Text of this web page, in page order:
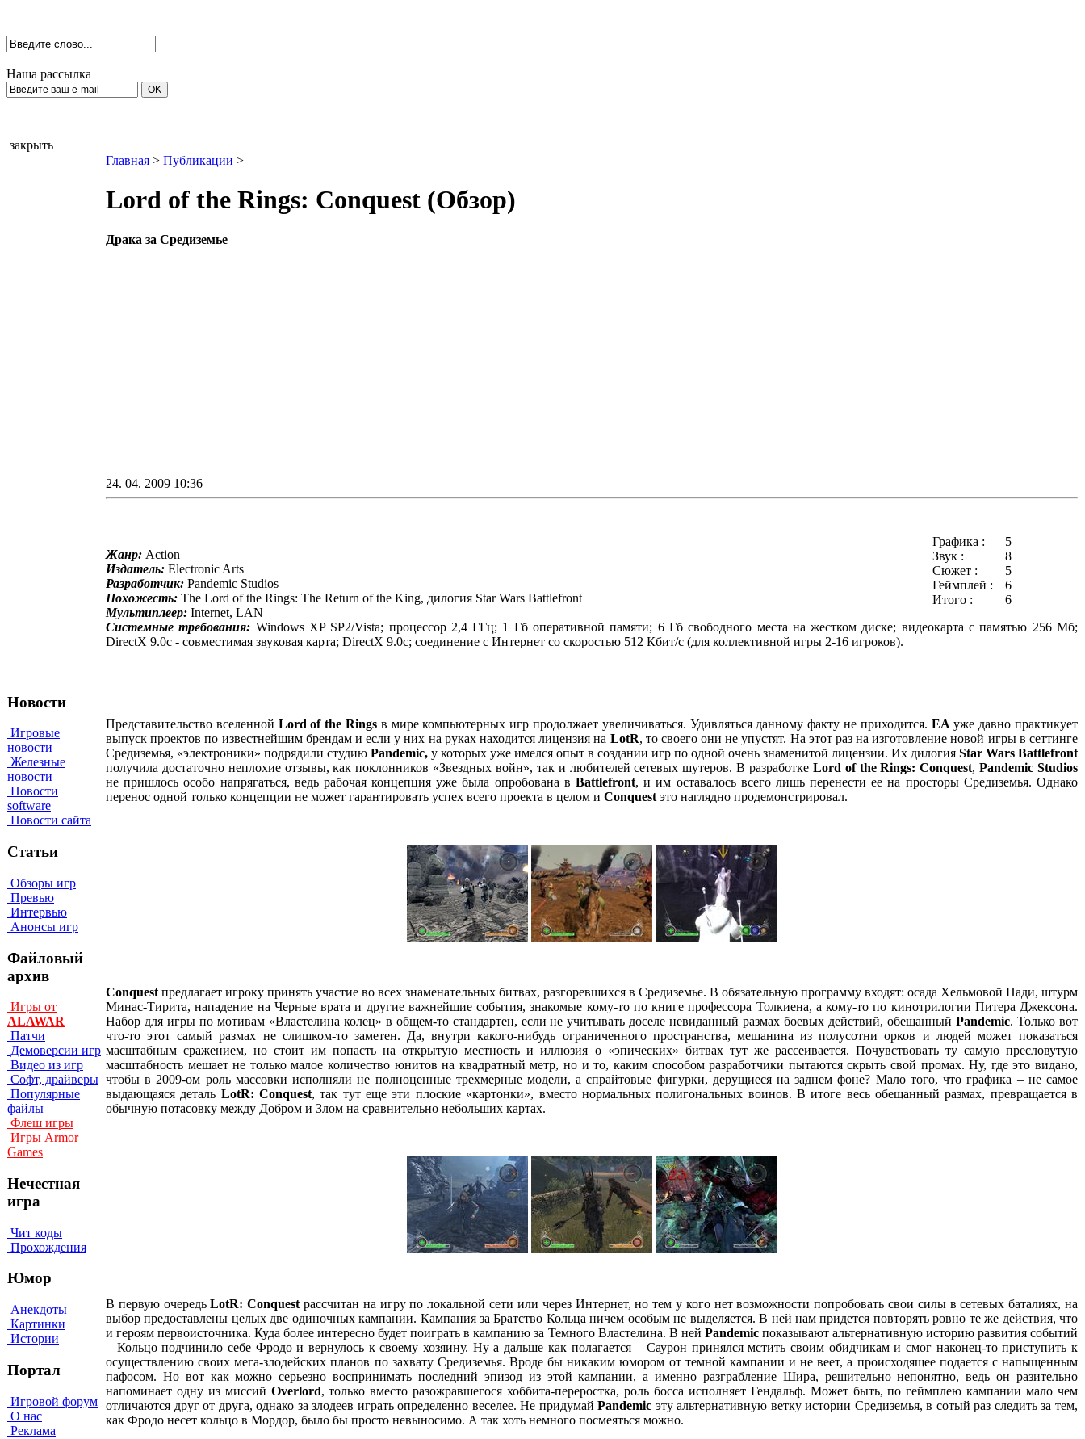
Наша рассылка
закрыть
Новости
Игровые
новости
Железные
новости
Новости
software
Новости сайта
Статьи
Обзоры игр
Превью
Интервью
Анонсы игр
Файловый
архив
Игры от
ALAWAR
Патчи
Демоверсии игр
Видео из игр
Софт, драйверы
Популярные
файлы
Флеш игры
Игры Armor
Games
Нечестная
игра
Чит коды
Прохождения
Юмор
Анекдоты
Картинки
Истории
Портал
Игровой форум
О нас
Реклама
Главная > Публикации >
Lord of the Rings: Conquest (Обзор)
Драка за Средиземье
24. 04. 2009 10:36
Графика :
5
Звук :
8
Сюжет :
5
Геймплей :
6
Итого :
6
Жанр: Action
Издатель: Electronic Arts
Разработчик: Pandemic Studios
Похожесть: The Lord of the Rings: The Return of the King, дилогия Star Wars Battlefront
Мультиплеер: Internet, LAN
Системные требования: Windows XP SP2/Vista; процессор 2,4 ГГц; 1 Гб оперативной памяти; 6 Гб свободного места на жестком диске; видеокарта с памятью 256 Мб;
DirectX 9.0c - совместимая звуковая карта; DirectX 9.0c; соединение с Интернет со скоростью 512 Кбит/с (для коллективной игры 2-16 игроков).
Представительство вселенной Lord of the Rings в мире компьютерных игр продолжает увеличиваться. Удивляться данному факту не приходится. ЕАуже давно практикует
выпуск проектов по известнейшим брендам и если у них на руках находится лицензия на LotR, то своего они не упустят. На этот раз на изготовление новой игры в сеттинге
Средиземья, «электроники» подрядили студию Pandemic, у которых уже имелся опыт в создании игр по одной очень знаменитой лицензии. Их дилогия Star Wars Battlefront
получила достаточно неплохие отзывы, как поклонников «Звездных войн», так и любителей сетевых шутеров. В разработке Lord of the Rings: Conquest,Pandemic Studios
не пришлось особо напрягаться, ведь рабочая концепция уже была опробована в Battlefront, и им оставалось всего лишь перенести ее на просторы Средиземья. Однако
перенос одной только концепции не может гарантировать успех всего проекта в целом и Conquest это наглядно продемонстрировал.
Conquest предлагает игроку принять участие во всех знаменательных битвах, разгоревшихся в Средиземье. В обязательную программу входят: осада Хельмовой Пади, штурм
Минас-Тирита, нападение на Черные врата и другие важнейшие события, знакомые кому-то по книге профессора Толкиена, а кому-то по кинотрилогии Питера Джексона.
Набор для игры по мотивам «Властелина колец» в общем-то стандартен, если не учитывать доселе невиданный размах боевых действий, обещанныйPandemic. Только вот
что-то этот самый размах не слишком-то заметен. Да, внутри какого-нибудь ограниченного пространства, мешанина из полусотни орков и людей может показаться
масштабным сражением, но стоит им попасть на открытую местность и иллюзия о «эпических» битвах тут же рассеивается. Почувствовать ту самую пресловутую
масштабность мешает не только малое количество юнитов на квадратный метр, но и то, каким способом разработчики пытаются скрыть свой промах. Ну, где это видано,
чтобы в 2009-ом роль массовки исполняли не полноценные трехмерные модели, а спрайтовые фигурки, дерущиеся на заднем фоне? Мало того, что графика – не самое
выдающаяся деталь LotR: Conquest, так тут еще эти плоские «картонки», вместо нормальных полигональных воинов. В итоге весь обещанный размах, превращается в
обычную потасовку между Добром и Злом на сравнительно небольших картах.
В первую очередьLotR: Conquest рассчитан на игру по локальной сети или через Интернет, но тем у кого нет возможности попробовать свои силы в сетевых баталиях, на
выбор предоставлены целых две одиночных кампании. Кампания за Братство Кольца ничем особым не выделяется. В ней нам придется повторять ровно те же действия, что
и героям первоисточника. Куда более интересно будет поиграть в кампанию за Темного Властелина. В ней Pandemicпоказывают альтернативную историю развития событий
– Кольцо подчинило себе Фродо и вернулось к своему хозяину. Ну а дальше как полагается – Саурон принялся мстить своим обидчикам и смог наконец-то приступить к
осуществлению своих мега-злодейских планов по захвату Средиземья. Вроде бы никаким юмором от темной кампании и не веет, а происходящее подается с напыщенным
пафосом. Но вот как можно серьезно воспринимать последний эпизод из этой кампании, а именно разграбление Шира, решительно непонятно, ведь он разительно
напоминает одну из миссий Overlord, только вместо разожравшегося хоббита-переростка, роль босса исполняет Гендальф. Может быть, по геймплею кампании мало чем
отличаются друг от друга, однако за злодеев играть определенно веселее. Не придумайPandemic эту альтернативную ветку истории Средиземья, в сотый раз следить за тем,
как Фродо несет кольцо в Мордор, было бы просто невыносимо. А так хоть немного посмеяться можно.